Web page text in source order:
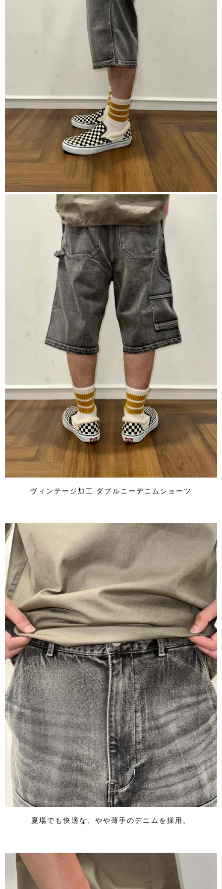
ヴィンテージ加工 ダブルニーデニムショーツ
夏場でも快適な、やや薄手のデニムを採用。